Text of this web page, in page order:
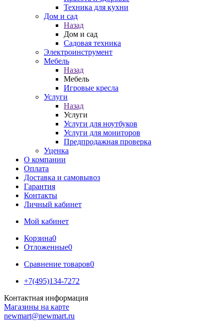
Техника для кухни
Дом и сад
Назад
Дом и сад
Садовая техника
Электроинструмент
Мебель
Назад
Мебель
Игровые кресла
Услуги
Назад
Услуги
Услуги для ноутбуков
Услуги для мониторов
Предпродажная проверка
Уценка
О компании
Оплата
Доставка и самовывоз
Гарантия
Контакты
Личный кабинет
Мой кабинет
Корзина0
Отложенные0
Сравнение товаров0
+7(495)134-7272
Контактная информация
Магазины на карте
newmart@newmart.ru